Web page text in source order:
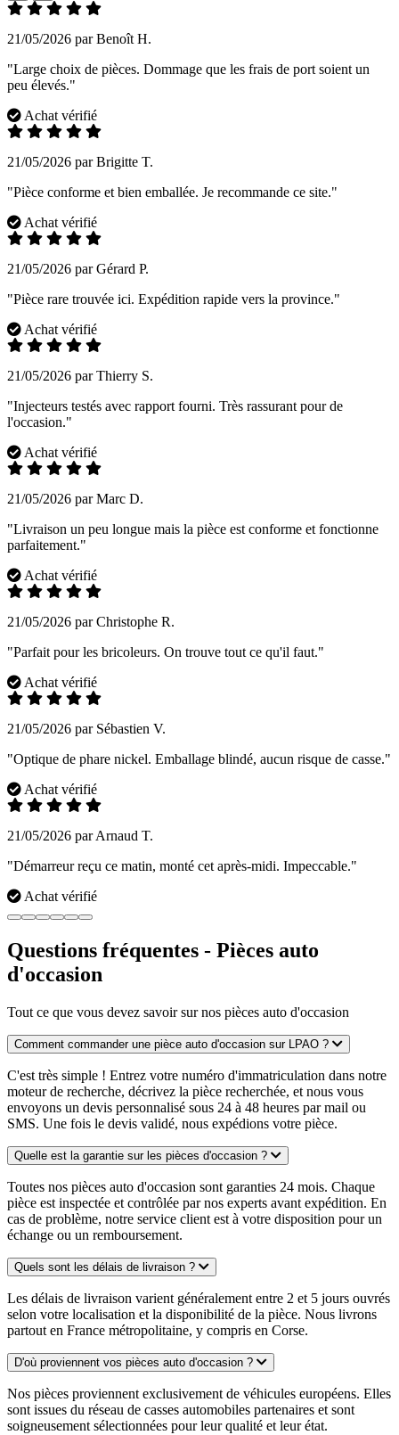
21/05/2026 par Benoît H.
"Large choix de pièces. Dommage que les frais de port soient un
peu élevés."
Achat vérifié
21/05/2026 par Brigitte T.
"Pièce conforme et bien emballée. Je recommande ce site."
Achat vérifié
21/05/2026 par Gérard P.
"Pièce rare trouvée ici. Expédition rapide vers la province."
Achat vérifié
21/05/2026 par Thierry S.
"Injecteurs testés avec rapport fourni. Très rassurant pour de
l'occasion."
Achat vérifié
21/05/2026 par Marc D.
"Livraison un peu longue mais la pièce est conforme et fonctionne
parfaitement."
Achat vérifié
21/05/2026 par Christophe R.
"Parfait pour les bricoleurs. On trouve tout ce qu'il faut."
Achat vérifié
21/05/2026 par Sébastien V.
"Optique de phare nickel. Emballage blindé, aucun risque de casse."
Achat vérifié
21/05/2026 par Arnaud T.
"Démarreur reçu ce matin, monté cet après-midi. Impeccable."
Achat vérifié
Questions fréquentes - Pièces auto
d'occasion
Tout ce que vous devez savoir sur nos pièces auto d'occasion
Comment commander une pièce auto d'occasion sur LPAO ?
C'est très simple ! Entrez votre numéro d'immatriculation dans notre
moteur de recherche, décrivez la pièce recherchée, et nous vous
envoyons un devis personnalisé sous 24 à 48 heures par mail ou
SMS. Une fois le devis validé, nous expédions votre pièce.
Quelle est la garantie sur les pièces d'occasion ?
Toutes nos pièces auto d'occasion sont garanties 24 mois. Chaque
pièce est inspectée et contrôlée par nos experts avant expédition. En
cas de problème, notre service client est à votre disposition pour un
échange ou un remboursement.
Quels sont les délais de livraison ?
Les délais de livraison varient généralement entre 2 et 5 jours ouvrés
selon votre localisation et la disponibilité de la pièce. Nous livrons
partout en France métropolitaine, y compris en Corse.
D'où proviennent vos pièces auto d'occasion ?
Nos pièces proviennent exclusivement de véhicules européens. Elles
sont issues du réseau de casses automobiles partenaires et sont
soigneusement sélectionnées pour leur qualité et leur état.